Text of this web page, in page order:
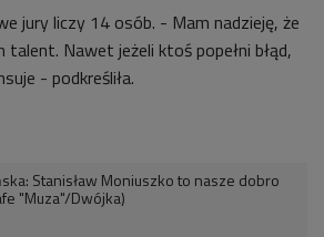
jury liczy 14 osób. - Mam nadzieję, że
talent. Nawet jeżeli ktoś popełni błąd,
- podkreśliła.
Stanisław Moniuszko to nasze dobro
"Muza"/Dwójka)